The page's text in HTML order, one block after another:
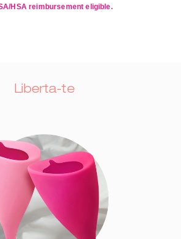
HSA reimbursement eligible.
Liberta-te